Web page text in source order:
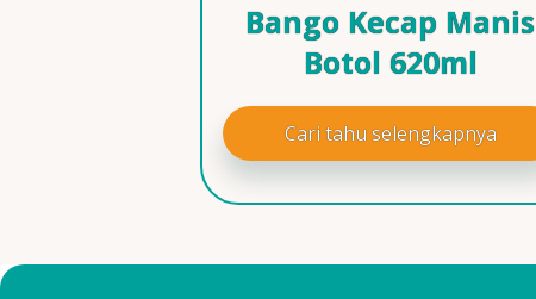
Bango Kecap Manis
Botol 620ml
Cari tahu selengkapnya